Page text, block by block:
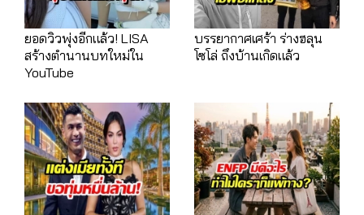
ยอดวิวพุ่งอีกแล้ว! LISA
สร้างตำนานบทใหม่ใน
YouTube
บรรยากาศเศร้า ร่างฮลุน
โซโล่ ถึงบ้านเกิดแล้ว